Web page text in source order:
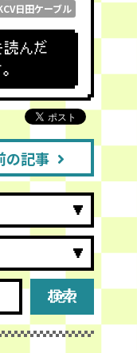
日田ケーブル
読んだ
の記事